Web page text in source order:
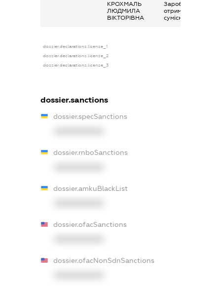
КРОХМАЛЬ
ЛЮДМИЛА
ВІКТОРІВНА
Заробітна плата
отримана за
сумісництвом
dossier.declarations.license_1
dossier.declarations.license_2
dossier.declarations.license_3
dossier.sanctions
dossier.specSanctions
dossier.rnboSanctions
dossier.amkuBlackList
dossier.ofacSanctions
dossier.ofacNonSdnSanctions